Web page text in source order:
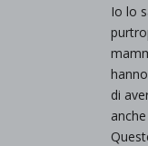
Io lo
di